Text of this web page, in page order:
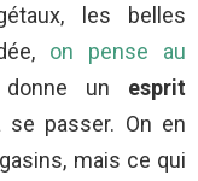
les belles
on pense au
un esprit
passer. On en
mais ce qui